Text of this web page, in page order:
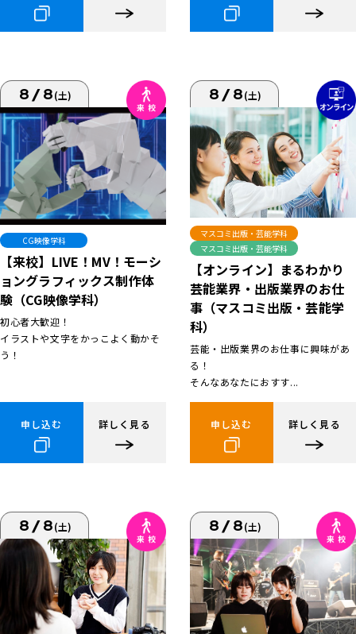
8/8(土)
CG映像学科
【来校】LIVE！MV！モーシ
ョングラフィックス制作体
験（CG映像学科）
初心者大歓迎！
イラストや文字をかっこよく動かそ
う！
申し込む 詳しく見る
8/8(土)
マスコミ出版・芸能学科
マスコミ出版・芸能学科
【オンライン】まるわかり
芸能業界・出版業界のお仕
事（マスコミ出版・芸能学
科）
芸能・出版業界のお仕事に興味があ
る！
そんなあなたにおすす...
申し込む 詳しく見る
8/8(土) 8/8(土)